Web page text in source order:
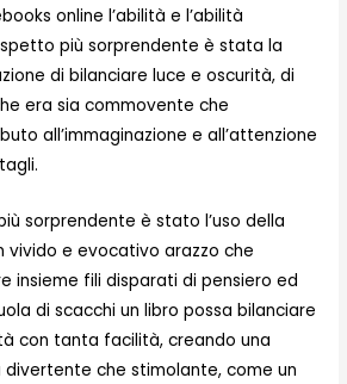
online l’abilità e l’abilità
più sorprendente è stata la
di bilanciare luce e oscurità, di
era sia commovente che
all’immaginazione e all’attenzione
sorprendente è stato l’uso della
vivido e evocativo arazzo che
insieme fili disparati di pensiero ed
di scacchi un libro possa bilanciare
con tanta facilità, creando una
divertente che stimolante, come un